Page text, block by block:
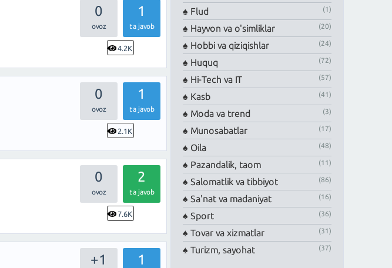
0 1
ta javob
4.2K
0 1
ta javob
2.1K
0 2
ta javob
7.6K
+1 1
Flud (1)
Hayvon va o'simliklar (20)
Hobbi va qiziqishlar (24)
Huquq (72)
Hi-Tech va IT (57)
Kasb (41)
Moda va trend (3)
Munosabatlar (17)
Oila (48)
Pazandalik, taom (11)
Salomatlik va tibbiyot (86)
Sa'nat va madaniyat (16)
Sport (36)
Tovar va xizmatlar (31)
Turizm, sayohat (37)